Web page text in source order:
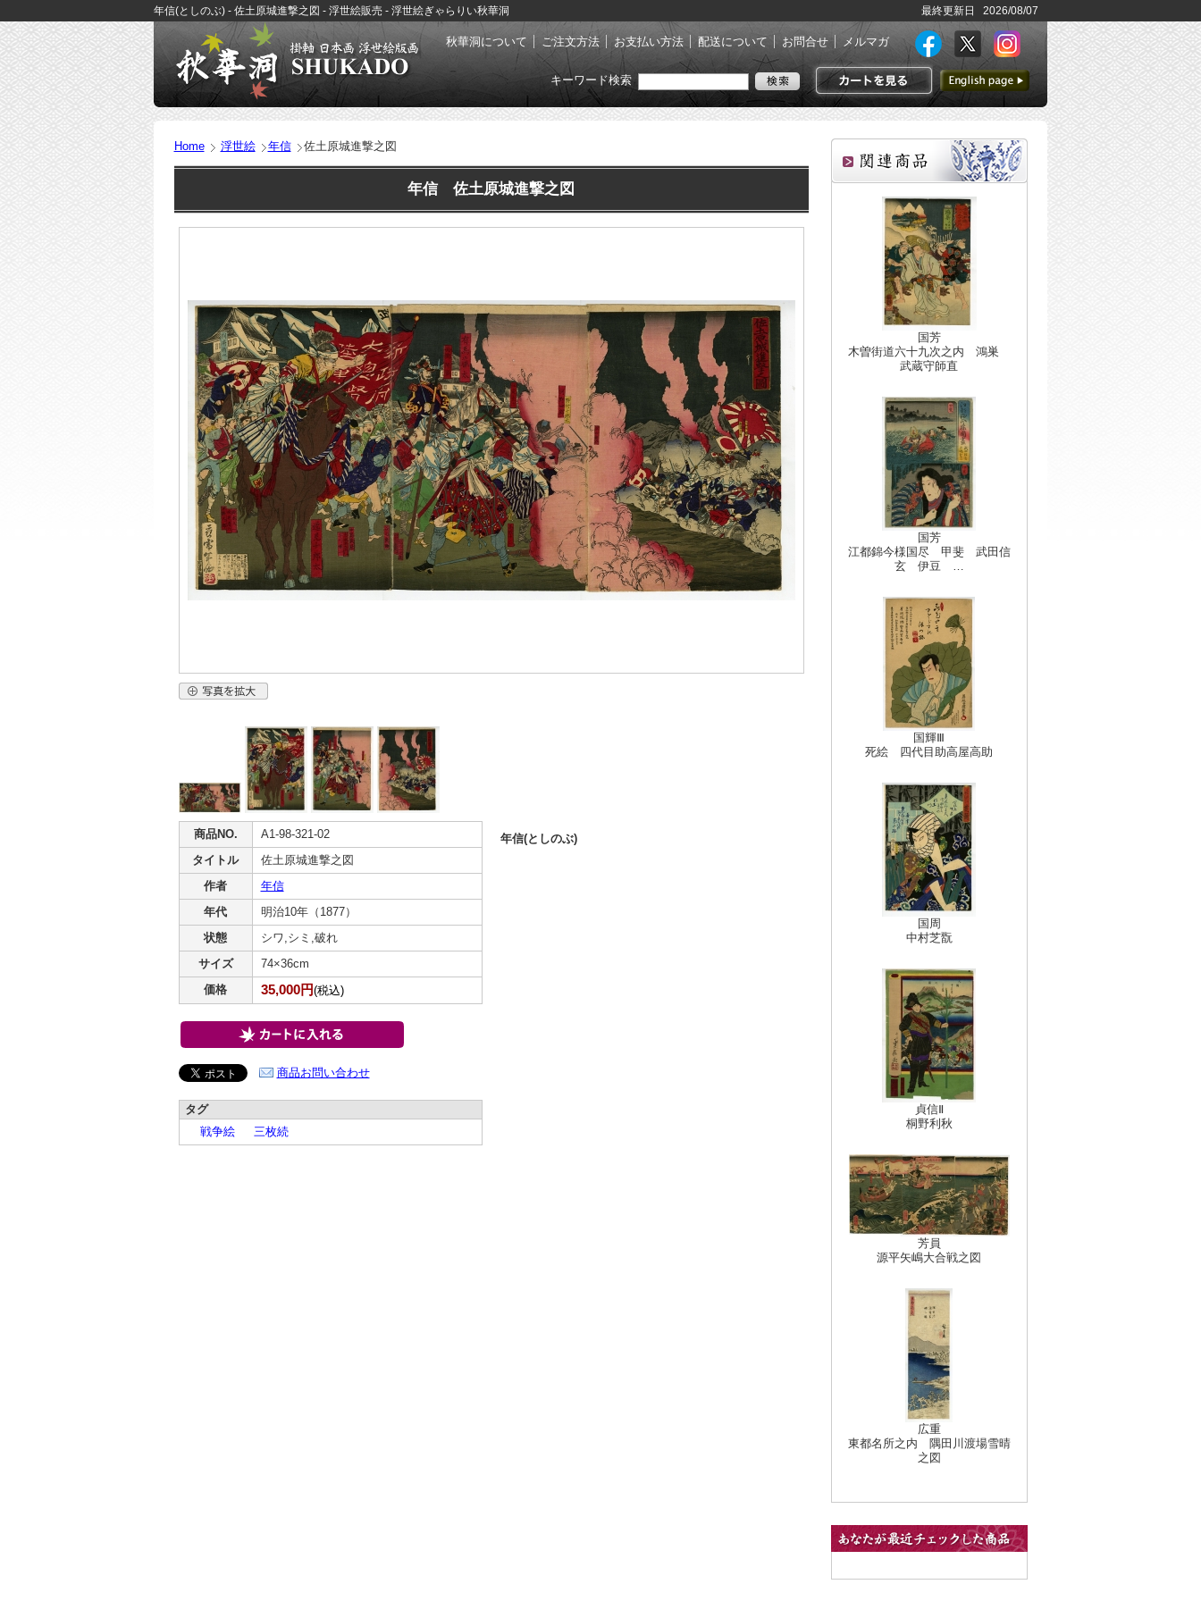
年信(としのぶ) - 佐土原城進撃之図 - 浮世絵販売 - 浮世絵ぎゃらりい秋華洞 最終更新日 2026/08/07
秋華洞について ご注文方法 お支払い方法 配送について お問合せ メルマガ
カートを見る
英語ページへ
キーワード検索
Home 浮世絵 年信 佐土原城進撃之図
年信 佐土原城進撃之図
商品NO.
A1-98-321-02
タイトル
佐土原城進撃之図
作者
年信
年代
明治10年（1877）
状態
シワ,シミ,破れ
サイズ
74×36cm
価格
35,000円(税込)
商品お問い合わせ
タグ
戦争絵
三枚続
年信(としのぶ)
国芳
木曽街道六十九次之内 鴻巣
武蔵守師直
国芳
江都錦今様国尽 甲斐 武田信
玄 伊豆 …
国輝Ⅲ
死絵 四代目助高屋高助
国周
中村芝翫
貞信Ⅱ
桐野利秋
芳員
源平矢嶋大合戦之図
広重
東都名所之内 隅田川渡場雪晴
之図